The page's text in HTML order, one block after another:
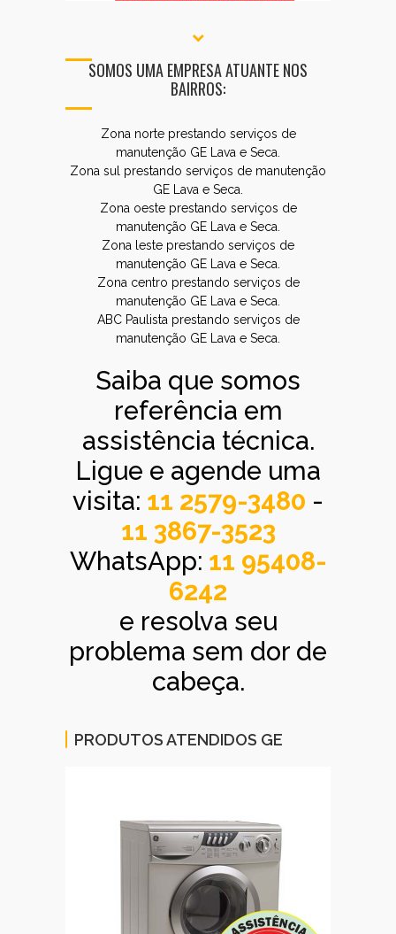
SOMOS UMA EMPRESA ATUANTE NOS
BAIRROS:
Zona norte prestando serviços de
manutenção GE Lava e Seca.
Zona sul prestando serviços de manutenção
GE Lava e Seca.
Zona oeste prestando serviços de
manutenção GE Lava e Seca.
Zona leste prestando serviços de
manutenção GE Lava e Seca.
Zona centro prestando serviços de
manutenção GE Lava e Seca.
ABC Paulista prestando serviços de
manutenção GE Lava e Seca.
Saiba que somos
referência em
assistência técnica.
Ligue e agende uma
visita: 11 2579-3480 -
11 3867-3523
WhatsApp: 11 95408-
6242
e resolva seu
problema sem dor de
cabeça.
PRODUTOS ATENDIDOS GE